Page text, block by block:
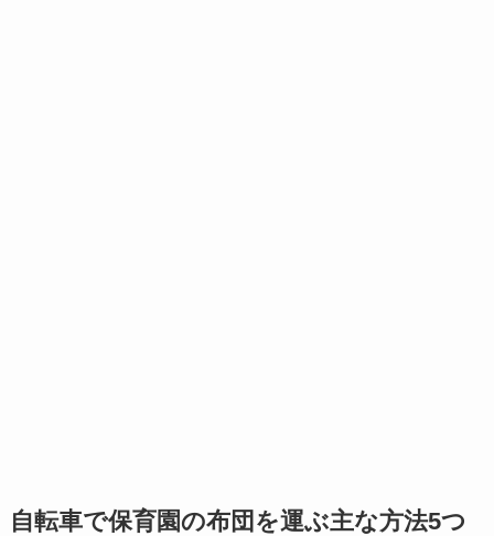
自転車で保育園の布団を運ぶ主な方法5つ